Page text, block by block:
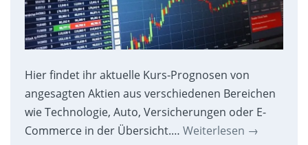
Hier findet ihr aktuelle Kurs-Prognosen von
angesagten Aktien aus verschiedenen Bereichen
wie Technologie, Auto, Versicherungen oder E-
Commerce in der Übersicht.… Weiterlesen →